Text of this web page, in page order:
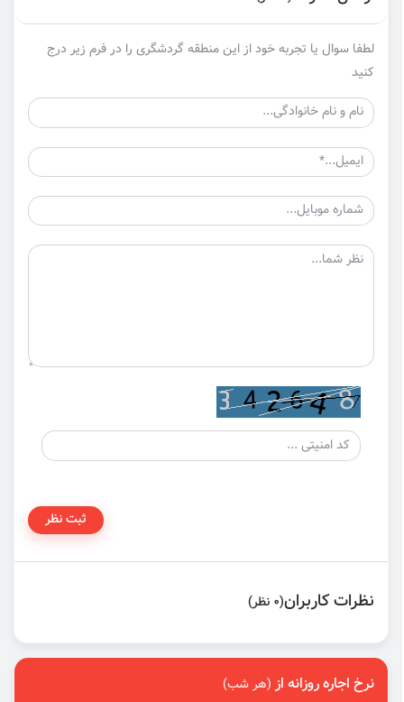
لطفا سوال یا تجربه خود از این منطقه گردشگری را در فرم زیر درج
کنید
ثبت نظر
نظرات کاربران(0 نظر)
نرخ اجاره روزانه از(هر شب)